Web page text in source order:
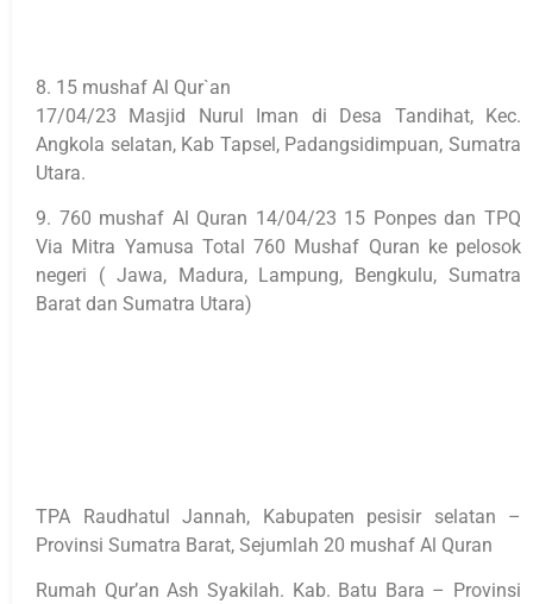
8. 15 mushaf Al Qur`an
17/04/23 Masjid Nurul Iman di Desa Tandihat, Kec.
Angkola selatan, Kab Tapsel, Padangsidimpuan, Sumatra
Utara.
9. 760 mushaf Al Quran 14/04/23 15 Ponpes dan TPQ
Via Mitra Yamusa Total 760 Mushaf Quran ke pelosok
negeri ( Jawa, Madura, Lampung, Bengkulu, Sumatra
Barat dan Sumatra Utara)
TPA Raudhatul Jannah, Kabupaten pesisir selatan –
Provinsi Sumatra Barat, Sejumlah 20 mushaf Al Quran
Rumah Qur’an Ash Syakilah. Kab. Batu Bara – Provinsi